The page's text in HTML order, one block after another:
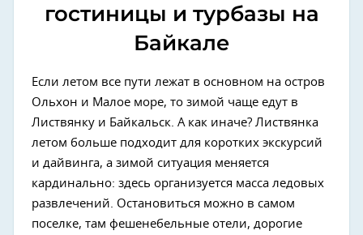
гостиницы и турбазы на
Байкале
Если летом все пути лежат в основном на остров
Ольхон и Малое море, то зимой чаще едут в
Листвянку и Байкальск. А как иначе? Листвянка
летом больше подходит для коротких экскурсий
и дайвинга, а зимой ситуация меняется
кардинально: здесь организуется масса ледовых
развлечений. Остановиться можно в самом
поселке, там фешенебельные отели, дорогие